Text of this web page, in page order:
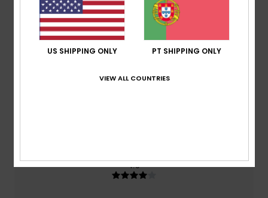
Pontuação média
4.0/5
4.0
US SHIPPING ONLY PT SHIPPING ONLY
VIEW ALL COUNTRIES